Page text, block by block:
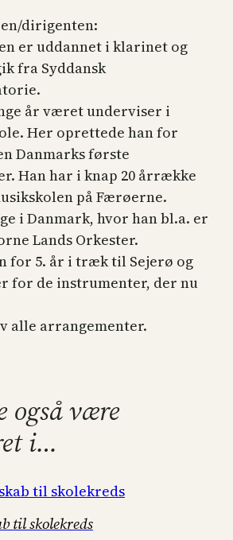
dirigenten:
er uddannet i klarinet og
fra Syddansk
år været underviser i
Her oprettede han for
Danmarks første
Han har i knap 20 årrække
på Færøerne.
i Danmark, hvor han bl.a. er
Lands Orkester.
for 5. år i træk til Sejerø og
for de instrumenter, der nu
alle arrangementer.
også være
i…
til skolekreds